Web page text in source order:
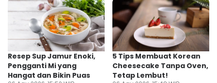
Resep Sup Jamur Enoki,
Pengganti Mi yang
Hangat dan Bikin Puas
5 Tips Membuat Korean
Cheesecake Tanpa Oven,
Tetap Lembut!